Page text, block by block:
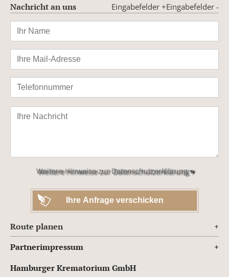
Nachricht an uns Eingabefelder -
Eingabefelder +
Bitte
lasse
leer.Weitere Hinweise zur Datenschutzerklärung ▾
Route planen
Partnerimpressum
Hamburger Krematorium GmbH